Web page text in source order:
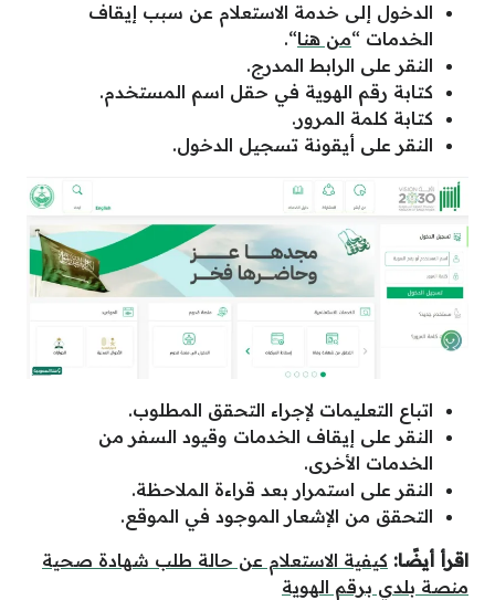
الدخول إلى خدمة الاستعلام عن سبب إيقاف
الخدمات “من هنا“.
النقر على الرابط المدرج.
كتابة رقم الهوية في حقل اسم المستخدم.
كتابة كلمة المرور.
النقر على أيقونة تسجيل الدخول.
اتباع التعليمات لإجراء التحقق المطلوب.
النقر على إيقاف الخدمات وقيود السفر من
الخدمات الأخرى.
النقر على استمرار بعد قراءة الملاحظة.
التحقق من الإشعار الموجود في الموقع.
اقرأ أيضًا: كيفية الاستعلام عن حالة طلب شهادة صحية
منصة بلدي برقم الهوية